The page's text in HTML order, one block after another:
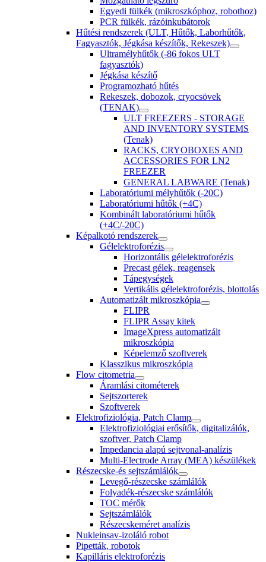
Egyedi fülkék (mikroszkóphoz, robothoz)
PCR fülkék, rázóinkubátorok
Hűtési rendszerek (ULT, Hűtők, Laborhűtők,
Fagyasztók, Jégkása készítők, Rekeszek)
Ultramélyhűtők (-86 fokos ULT
fagyasztók)
Jégkása készítő
Programozható hűtés
Rekeszek, dobozok, cryocsövek
(TENAK)
ULT FREEZERS - STORAGE
AND INVENTORY SYSTEMS
(Tenak)
RACKS, CRYOBOXES AND
ACCESSORIES FOR LN2
FREEZER
GENERAL LABWARE (Tenak)
Laboratóriumi mélyhűtők (-20C)
Laboratóriumi hűtők (+4C)
Kombinált laboratóriumi hűtők
(+4C/-20C)
Képalkotó rendszerek
Gélelektroforézis
Horizontális gélelektroforézis
Precast gélek, reagensek
Tápegységek
Vertikális gélelektroforézis, blottolás
Automatizált mikroszkópia
FLIPR
FLIPR Assay kitek
ImageXpress automatizált
mikroszkópia
Képelemző szoftverek
Klasszikus mikroszkópia
Flow citometria
Áramlási citométerek
Sejtszorterek
Szoftverek
Elektrofiziológia, Patch Clamp
Elektrofiziológiai erősítők, digitalizálók,
szoftver, Patch Clamp
Impedancia alapú sejtvonal-analízis
Multi-Electrode Array (MEA) készülékek
Részecske-és sejtszámlálók
Levegő-részecske számlálók
Folyadék-részecske számlálók
TOC mérők
Sejtszámlálók
Részecskeméret analízis
Nukleinsav-izoláló robot
Pipetták, robotok
Kapilláris elektroforézis